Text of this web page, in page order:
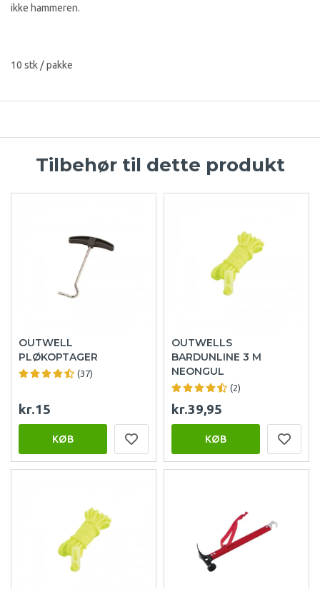
ikke hammeren.
10 stk / pakke
Tilbehør til dette produkt
OUTWELL
PLØKOPTAGER
(37)
kr.15
KØB
OUTWELLS
BARDUNLINE 3 M
NEONGUL
(2)
kr.39,95
KØB